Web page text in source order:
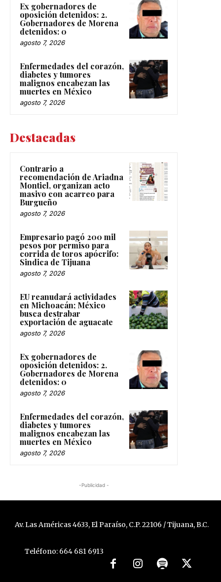
Ex gobernadores de
oposición detenidos: 2.
Gobernadores de Morena
detenidos: 0
agosto 7, 2026
Enfermedades del corazón,
diabetes y tumores
malignos encabezan las
muertes en México
agosto 7, 2026
Destacadas
Contrario a
recomendación de Ariadna
Montiel, organizan acto
masivo con acarreo para
Burgueño
agosto 7, 2026
Empresario pagó 200 mil
pesos por permiso para
corrida de toros apócrifo:
Sindica de Tijuana
agosto 7, 2026
EU reanudará actividades
en Michoacán; México
busca destrabar
exportación de aguacate
agosto 7, 2026
Ex gobernadores de
oposición detenidos: 2.
Gobernadores de Morena
detenidos: 0
agosto 7, 2026
Enfermedades del corazón,
diabetes y tumores
malignos encabezan las
muertes en México
agosto 7, 2026
-Publicidad -
Av. Las Américas 4633, El Paraíso, C.P. 22106 / Tijuana, B.C.
Teléfono: 664 681 6913